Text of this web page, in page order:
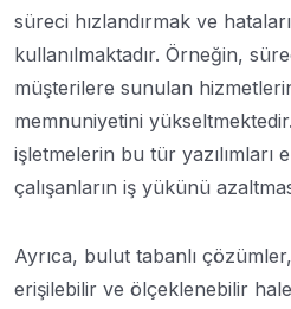
süreci hızlandırmak ve
kullanılmaktadır. Örneğin,
müşterilere sunulan
memnuniyetini
işletmelerin bu tür yazılımları
çalışanların iş yükünü
Ayrıca, bulut tabanlı
erişilebilir ve ölçeklenebilir